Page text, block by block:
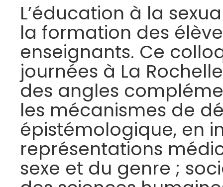
L’éducation à la
la formation des
enseignants. Ce
journées à La
des angles
les mécanismes de
épistémologique, en
représentations
sexe et du genre ;